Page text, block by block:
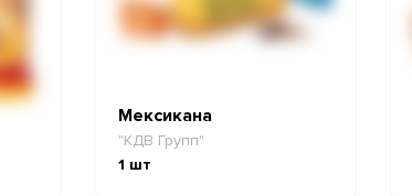
Мексикана
"КДВ Групп"
1 шт